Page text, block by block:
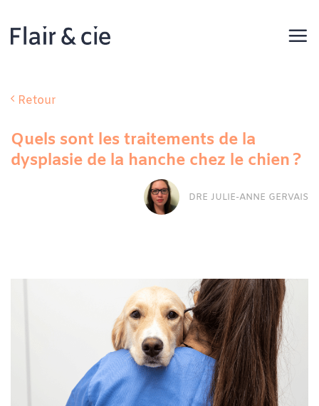
contenu
Retour
Quels sont les traitements de la
dysplasie de la hanche chez le chien ?
DRE JULIE-ANNE GERVAIS